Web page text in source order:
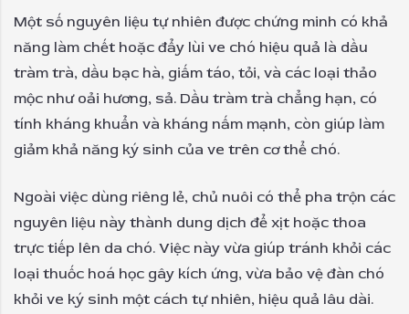
Một số nguyên liệu tự nhiên được chứng minh có khả
năng làm chết hoặc đẩy lùi ve chó hiệu quả là dầu
tràm trà, dầu bạc hà, giấm táo, tỏi, và các loại thảo
mộc như oải hương, sả. Dầu tràm trà chẳng hạn, có
tính kháng khuẩn và kháng nấm mạnh, còn giúp làm
giảm khả năng ký sinh của ve trên cơ thể chó.
Ngoài việc dùng riêng lẻ, chủ nuôi có thể pha trộn các
nguyên liệu này thành dung dịch để xịt hoặc thoa
trực tiếp lên da chó. Việc này vừa giúp tránh khỏi các
loại thuốc hoá học gây kích ứng, vừa bảo vệ đàn chó
khỏi ve ký sinh một cách tự nhiên, hiệu quả lâu dài.